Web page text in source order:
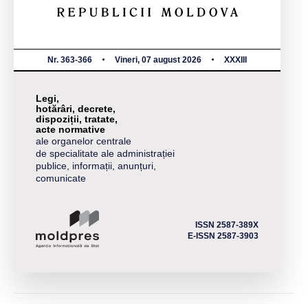
Nr. 363-366 Vineri, 07 august 2026 XXXIII
Legi,
hotărâri, decrete,
dispoziții, tratate,
acte normative
ale organelor centrale
de specialitate ale administrației
publice, informații, anunțuri,
comunicate
ISSN 2587-389X
E-ISSN 2587-3903